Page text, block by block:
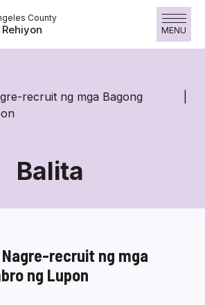
County
MENU
recruit ng mga Bagong
Balita
recruit ng mga
ng Lupon